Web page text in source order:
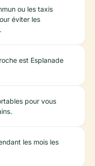
ou les taxis
éviter les
est Esplanade
pour vous
les mois les